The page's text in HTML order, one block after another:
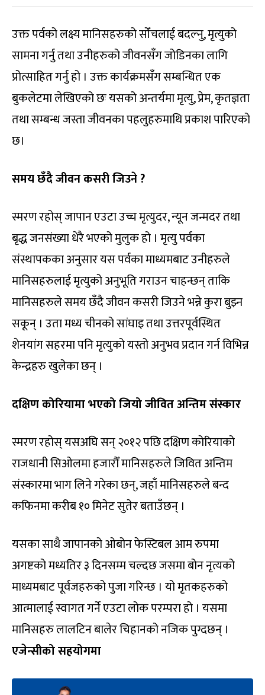
उक्त पर्वको लक्ष्य मानिसहरुको सोँचलाई बदल्नु, मृत्युको
सामना गर्नु तथा उनीहरुको जीवनसँग जोडिनका लागि
प्रोत्साहित गर्नु हो । उक्त कार्यक्रमसँग सम्बन्धित एक
बुकलेटमा लेखिएको छः यसको अन्तर्यमा मृत्यु, प्रेम, कृतज्ञता
तथा सम्बन्ध जस्ता जीवनका पहलुहरुमाथि प्रकाश पारिएको
छ।
समय छँदै जीवन कसरी जिउने ?
स्मरण रहोस् जापान एउटा उच्च मृत्युदर, न्यून जन्मदर तथा
बृद्ध जनसंख्या धेरै भएको मुलुक हो । मृत्यु पर्वका
संस्थापकका अनुसार यस पर्वका माध्यमबाट उनीहरुले
मानिसहरुलाई मृत्युको अनुभूति गराउन चाहन्छन् ताकि
मानिसहरुले समय छँदै जीवन कसरी जिउने भन्ने कुरा बुझ्न
सकून् । उता मध्य चीनको सांघाइ तथा उत्तरपूर्वस्थित
शेनयांग सहरमा पनि मृत्युको यस्तो अनुभव प्रदान गर्न विभिन्न
केन्द्रहरु खुलेका छन् ।
दक्षिण कोरियामा भएको जियो जीवित अन्तिम संस्कार
स्मरण रहोस् यसअघि सन् २०१२ पछि दक्षिण कोरियाको
राजधानी सिओलमा हजारौँ मानिसहरुले जिवित अन्तिम
संस्कारमा भाग लिने गरेका छन्, जहाँ मानिसहरुले बन्द
कफिनमा करीब १० मिनेट सुतेर बताउँछन् ।
यसका साथै जापानको ओबोन फेस्टिबल आम रुपमा
अगष्टको मध्यतिर ३ दिनसम्म चल्दछ जसमा बोन नृत्यको
माध्यमबाट पूर्वजहरुको पुजा गरिन्छ । यो मृतकहरुको
आत्मालाई स्वागत गर्ने एउटा लोक परम्परा हो । यसमा
मानिसहरु लालटिन बालेर चिहानको नजिक पुग्दछन् ।
एजेन्सीको सहयोगमा